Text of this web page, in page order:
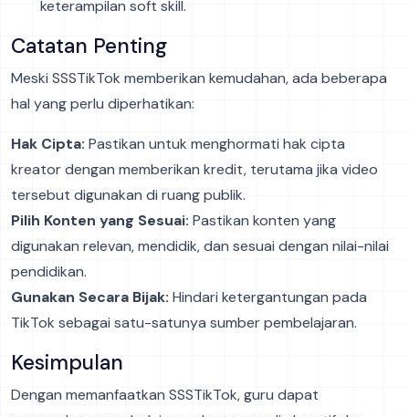
keterampilan soft skill.
Catatan Penting
Meski SSSTikTok memberikan kemudahan, ada beberapa
hal yang perlu diperhatikan:
Hak Cipta: Pastikan untuk menghormati hak cipta
kreator dengan memberikan kredit, terutama jika video
tersebut digunakan di ruang publik.
Pilih Konten yang Sesuai: Pastikan konten yang
digunakan relevan, mendidik, dan sesuai dengan nilai-nilai
pendidikan.
Gunakan Secara Bijak: Hindari ketergantungan pada
TikTok sebagai satu-satunya sumber pembelajaran.
Kesimpulan
Dengan memanfaatkan SSSTikTok, guru dapat